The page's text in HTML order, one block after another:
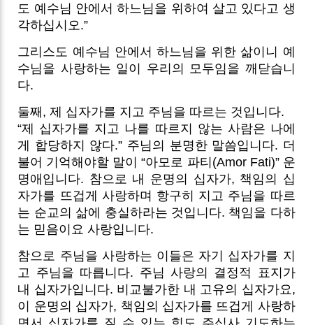
도 예수님 안에서 하느님을 위하여 살고 있다고 생
각하십시오.”
그리스도 예수님 안에서 하느님을 위한 삶이니 예
수님을 사랑하는 일이 우리의 모두임을 깨닫습니
다.
둘째, 제 십자가를 지고 주님을 따르는 것입니다.
“제 십자가를 지고 나를 따르지 않는 사람은 나에
게 합당하지 않다.” 주님의 분명한 말씀입니다. 더
불어 기억해야할 말이 “아모로 파티(Amor Fati)” 운
명애입니다. 참으로 내 운명의 십자가, 책임의 십
자가를 뜨겁게 사랑하며 항구히 지고 주님을 따르
는 순교의 삶에 충실하라는 것입니다. 책임을 다하
는 믿음이요 사랑입니다.
참으로 주님을 사랑하는 이들은 자기 십자가를 지
고 주님을 따릅니다. 주님 사랑의 결정적 표지가
내 십자가입니다. 비교불가한 내 고유의 십자가요,
이 운명의 십자가, 책임의 십자가를 뜨겁게 사랑하